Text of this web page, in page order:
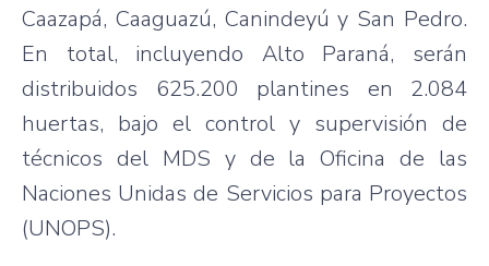
Caazapá, Caaguazú, Canindeyú y San Pedro.
En total, incluyendo Alto Paraná, serán
distribuidos 625.200 plantines en 2.084
huertas, bajo el control y supervisión de
técnicos del MDS y de la Oficina de las
Naciones Unidas de Servicios para Proyectos
(UNOPS).